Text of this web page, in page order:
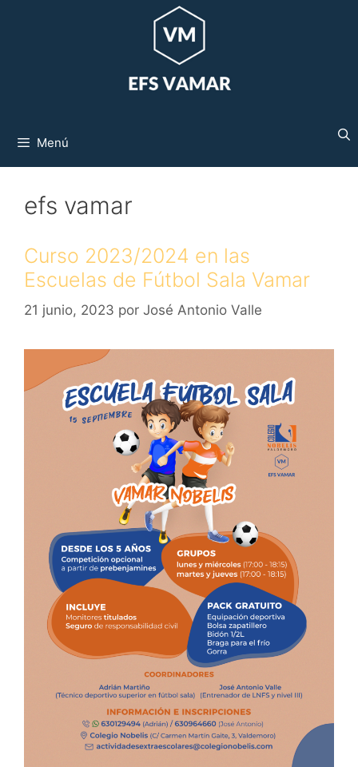
Menú
efs vamar
Curso 2023/2024 en las
Escuelas de Fútbol Sala Vamar
21 junio, 2023 por José Antonio Valle